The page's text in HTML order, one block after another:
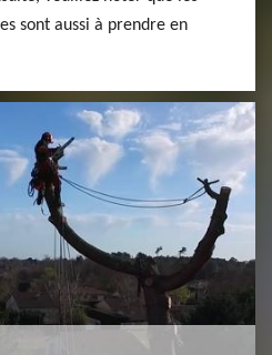
sont aussi à prendre en